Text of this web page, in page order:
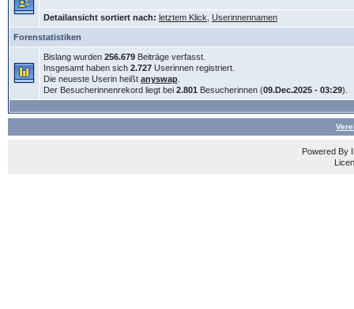
Detailansicht sortiert nach: letztem Klick Userinnennamen
Forenstatistiken
Bislang wurden 256.679Beiträge verfasst.
Insgesamt haben sich 2.727Userinnen registriert.
Die neueste Userin heißt anyswap.
Der Besucherinnenrekord liegt bei 2.801 Besucherinnen (09.Dec.2025 - 03:29).
Powered By